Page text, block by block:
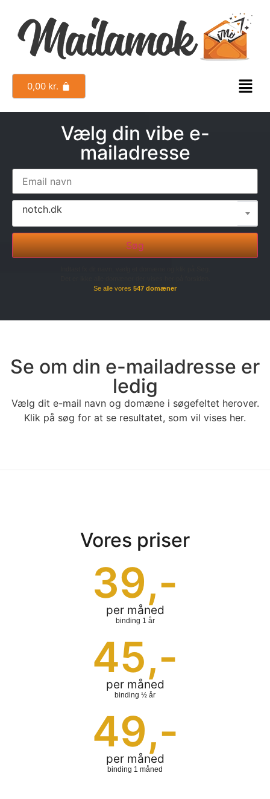
0,00 kr.
Vælg din vibe e-
mailadresse
notch.dk
Søg
Se alle vores 547 domæner
Se om din e-mailadresse er
ledig
Vælg dit e-mail navn og domæne i søgefeltet herover.
Klik på søg for at se resultatet, som vil vises her.
Vores priser
per måned
39,-
binding 1 år
per måned
45,-
binding ½ år
per måned
49,-
binding 1 måned